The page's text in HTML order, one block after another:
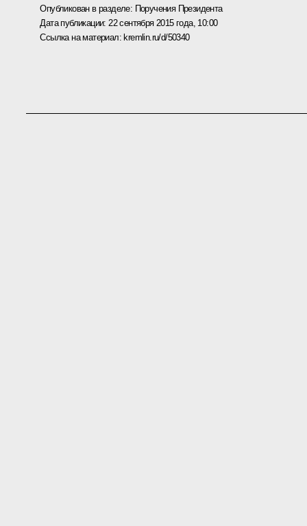
Опубликован в разделе: Поручения Президента
Дата публикации: 22 сентября 2015 года, 10:00
Ссылка на материал: kremlin.ru/d/50340